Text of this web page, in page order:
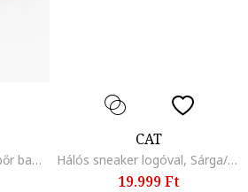
Colorado uniszex nubukbőr bakancs, Fekete/Sötétsárga
CAT
Hálós sneaker logóval, Sárga/Sötétkék
19.999 Ft